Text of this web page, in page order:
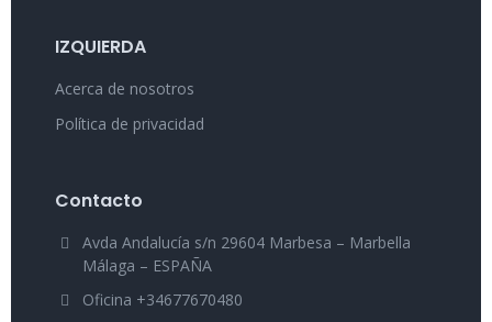
IZQUIERDA
Acerca de nosotros
Política de privacidad
Contacto
Avda Andalucía s/n 29604 Marbesa – Marbella
Málaga – ESPAÑA
Oficina +34677670480